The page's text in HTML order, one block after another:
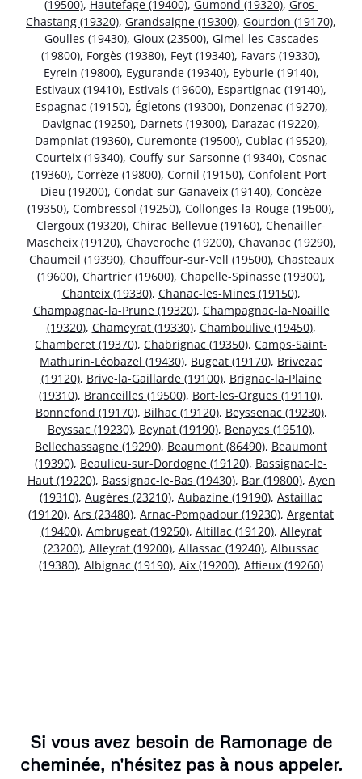
(19500), Hautefage (19400), Gumond (19320), Gros-
Chastang (19320), Grandsaigne (19300), Gourdon (19170),
Goulles (19430), Gioux (23500), Gimel-les-Cascades
(19800), Forgès (19380), Feyt (19340), Favars (19330),
Eyrein (19800), Eygurande (19340), Eyburie (19140),
Estivaux (19410), Estivals (19600), Espartignac (19140),
Espagnac (19150), Égletons (19300), Donzenac (19270),
Davignac (19250), Darnets (19300), Darazac (19220),
Dampniat (19360), Curemonte (19500), Cublac (19520),
Courteix (19340), Couffy-sur-Sarsonne (19340), Cosnac
(19360), Corrèze (19800), Cornil (19150), Confolent-Port-
Dieu (19200), Condat-sur-Ganaveix (19140), Concèze
(19350), Combressol (19250), Collonges-la-Rouge (19500),
Clergoux (19320), Chirac-Bellevue (19160), Chenailler-
Mascheix (19120), Chaveroche (19200), Chavanac (19290),
Chaumeil (19390), Chauffour-sur-Vell (19500), Chasteaux
(19600), Chartrier (19600), Chapelle-Spinasse (19300),
Chanteix (19330), Chanac-les-Mines (19150),
Champagnac-la-Prune (19320), Champagnac-la-Noaille
(19320), Chameyrat (19330), Chamboulive (19450),
Chamberet (19370), Chabrignac (19350), Camps-Saint-
Mathurin-Léobazel (19430), Bugeat (19170), Brivezac
(19120), Brive-la-Gaillarde (19100), Brignac-la-Plaine
(19310), Branceilles (19500), Bort-les-Orgues (19110),
Bonnefond (19170), Bilhac (19120), Beyssenac (19230),
Beyssac (19230), Beynat (19190), Benayes (19510),
Bellechassagne (19290), Beaumont (86490), Beaumont
(19390), Beaulieu-sur-Dordogne (19120), Bassignac-le-
Haut (19220), Bassignac-le-Bas (19430), Bar (19800), Ayen
(19310), Augères (23210), Aubazine (19190), Astaillac
(19120), Ars (23480), Arnac-Pompadour (19230), Argentat
(19400), Ambrugeat (19250), Altillac (19120), Alleyrat
(23200), Alleyrat (19200), Allassac (19240), Albussac
(19380), Albignac (19190), Aix (19200), Affieux (19260)
Si vous avez besoin de Ramonage de
cheminée, n'hésitez pas à nous appeler.